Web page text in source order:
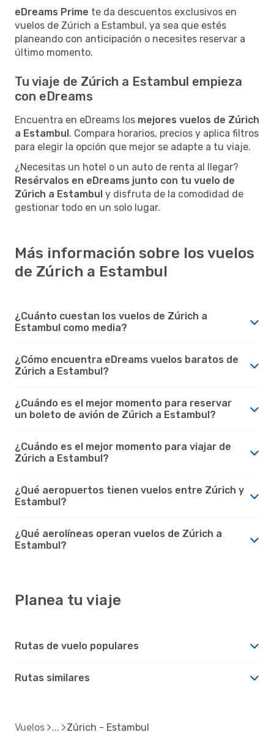
eDreams Prime te da descuentos exclusivos en
vuelos de Zúrich a Estambul, ya sea que estés
planeando con anticipación o necesites reservar a
último momento.
Tu viaje de Zúrich a Estambul empieza
con eDreams
Encuentra en eDreams los mejores vuelos de Zúrich
a Estambul. Compara horarios, precios y aplica filtros
para elegir la opción que mejor se adapte a tu viaje.
¿Necesitas un hotel o un auto de renta al llegar?
Resérvalos en eDreams junto con tu vuelo de
Zúrich a Estambul y disfruta de la comodidad de
gestionar todo en un solo lugar.
Más información sobre los vuelos
de Zúrich a Estambul
¿Cuánto cuestan los vuelos de Zúrich a
Estambul como media?
¿Cómo encuentra eDreams vuelos baratos de
Zúrich a Estambul?
¿Cuándo es el mejor momento para reservar
un boleto de avión de Zúrich a Estambul?
¿Cuándo es el mejor momento para viajar de
Zúrich a Estambul?
¿Qué aeropuertos tienen vuelos entre Zúrich y
Estambul?
¿Qué aerolíneas operan vuelos de Zúrich a
Estambul?
Planea tu viaje
Rutas de vuelo populares
Rutas similares
Vuelos Zúrich - Estambul